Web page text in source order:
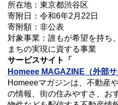
所在地：東京都渋谷区
寄附日：令和6年2月22日
寄附額：非公表
対象事業：誰もが希望を持ち
まちの実現に資する事業
サービスサイト「
Homeee MAGAZINE（外部サ
Homeeeマガジンは、不動産
の情報、街の住みやすさ、お